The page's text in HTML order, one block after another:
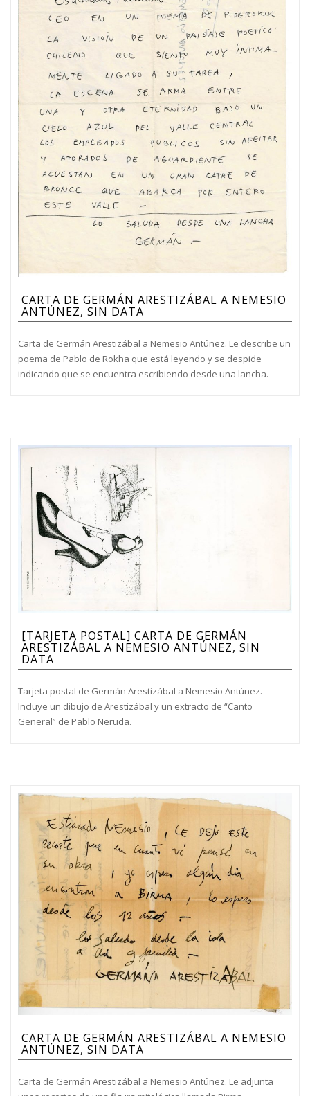
CARTA DE GERMÁN ARESTIZÁBAL A NEMESIO
ANTÚNEZ, SIN DATA
Carta de Germán Arestizábal a Nemesio Antúnez. Le describe un
poema de Pablo de Rokha que está leyendo y se despide
indicando que se encuentra escribiendo desde una lancha.
[TARJETA POSTAL] CARTA DE GERMÁN
ARESTIZÁBAL A NEMESIO ANTÚNEZ, SIN
DATA
Tarjeta postal de Germán Arestizábal a Nemesio Antúnez.
Incluye un dibujo de Arestizábal y un extracto de “Canto
General” de Pablo Neruda.
CARTA DE GERMÁN ARESTIZÁBAL A NEMESIO
ANTÚNEZ, SIN DATA
Carta de Germán Arestizábal a Nemesio Antúnez. Le adjunta